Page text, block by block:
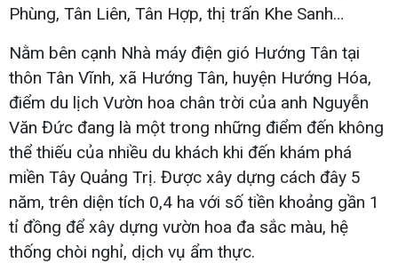
Phùng, Tân Liên, Tân Hợp, thị trấn Khe Sanh…
Nằm bên cạnh Nhà máy điện gió Hướng Tân tại
thôn Tân Vĩnh, xã Hướng Tân, huyện Hướng Hóa,
điểm du lịch Vườn hoa chân trời của anh Nguyễn
Văn Đức đang là một trong những điểm đến không
thể thiếu của nhiều du khách khi đến khám phá
miền Tây Quảng Trị. Được xây dựng cách đây 5
năm, trên diện tích 0,4 ha với số tiền khoảng gần 1
tỉ đồng để xây dựng vườn hoa đa sắc màu, hệ
thống chòi nghỉ, dịch vụ ẩm thực.